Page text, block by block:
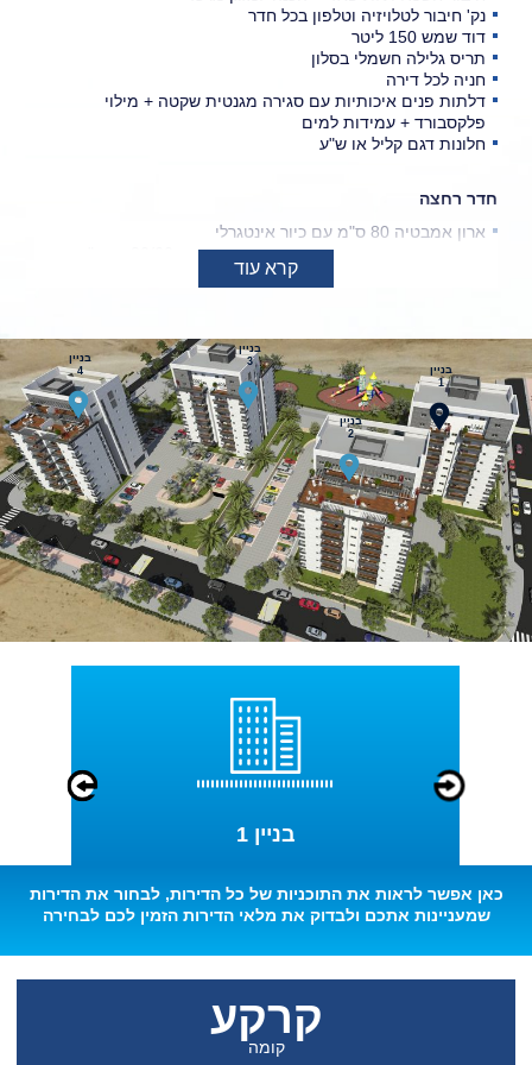
נק' חיבור לטלויזיה וטלפון בכל חדר
דוד שמש 150 ליטר
תריס גלילה חשמלי בסלון
חניה לכל דירה
דלתות פנים איכותיות עם סגירה מגנטית שקטה + מילוי
פלקסבורד + עמידות למים
חלונות דגם קליל או ש"ע
חדר רחצה
ארון אמבטיה 80 ס"מ עם כיור אינטגרלי
חיפוי קרמיקה בחדרי רחצה אריחים יוקרתיים 30/60 או ש"ע
קרא עוד
בניין
1
בניין
2
בניין
3
בניין
4
בניין 1
כאן אפשר לראות את התוכניות של כל הדירות, לבחור את הדירות
שמעניינות אתכם ולבדוק את מלאי הדירות הזמין לכם לבחירה
קרקע
קומה
קרקע
קומה
קרקע
קומה
קרקע
קומה